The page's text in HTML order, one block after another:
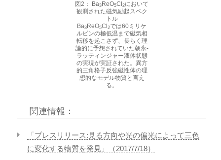
図2： Ba3 ReO5Cl 2において
観測された磁気励起スペク
トル
Ba3 ReO5Cl 2では60ミリケ
ルビンの極低温まで磁気相
転移を起こさず、長らく理
論的に予想されていた朝永-
ラッティンジャー液体状態
の実現が実証された。異方
的三角格子反強磁性体の理
想的なモデル物質と言え
る。
関連情報：
「プレスリリース:見る方向や光の偏光によって三色
に変化する物質を発見」（2017/7/18）